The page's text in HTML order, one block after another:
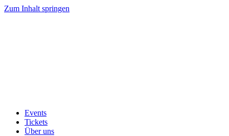
Zum Inhalt springen
Events
Tickets
Über uns